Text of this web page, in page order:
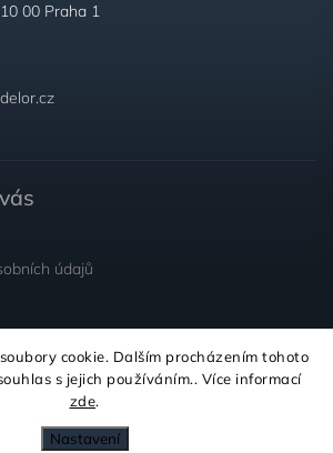
cookie. Dalším procházením tohoto
s jejich používáním.. Více informací
zde.
Nastavení
00 Praha 1
údajů